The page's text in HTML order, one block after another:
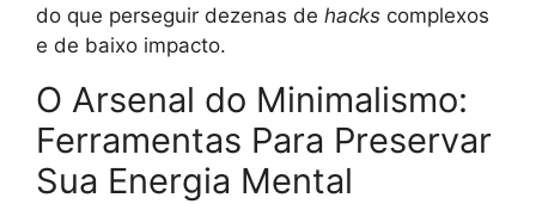
do que perseguir dezenas de hacks complexos
e de baixo impacto.
O Arsenal do Minimalismo:
Ferramentas Para Preservar
Sua Energia Mental